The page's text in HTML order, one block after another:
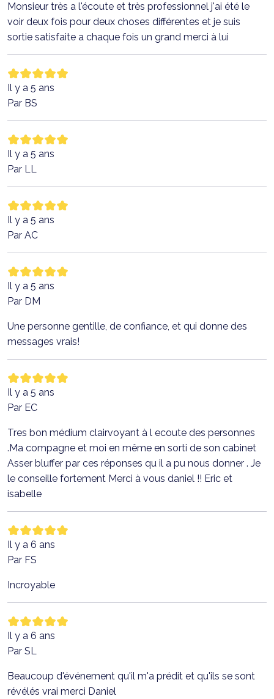
Monsieur très a l'écoute et très professionnel j'ai été le
voir deux fois pour deux choses différentes et je suis
sortie satisfaite a chaque fois un grand merci à lui
Il y a 5 ans
Par BS
Il y a 5 ans
Par LL
Il y a 5 ans
Par AC
Il y a 5 ans
Par DM
Une personne gentille, de confiance, et qui donne des
messages vrais!
Il y a 5 ans
Par EC
Tres bon médium clairvoyant à l ecoute des personnes
.Ma compagne et moi en même en sorti de son cabinet
Asser bluffer par ces réponses qu il a pu nous donner . Je
le conseille fortement Merci à vous daniel !! Eric et
isabelle
Il y a 6 ans
Par FS
Incroyable
Il y a 6 ans
Par SL
Beaucoup d'événement qu'il m'a prédit et qu'ils se sont
révélés vrai merci Daniel